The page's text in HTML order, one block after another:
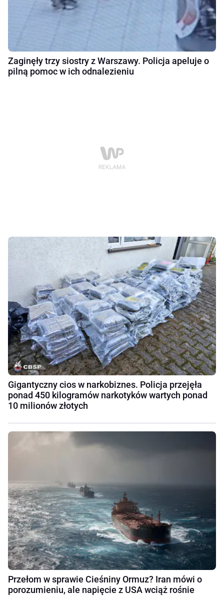
Zaginęły trzy siostry z Warszawy. Policja apeluje o
pilną pomoc w ich odnalezieniu
Gigantyczny cios w narkobiznes. Policja przejęła
ponad 450 kilogramów narkotyków wartych ponad
10 milionów złotych
Przełom w sprawie Cieśniny Ormuz? Iran mówi o
porozumieniu, ale napięcie z USA wciąż rośnie